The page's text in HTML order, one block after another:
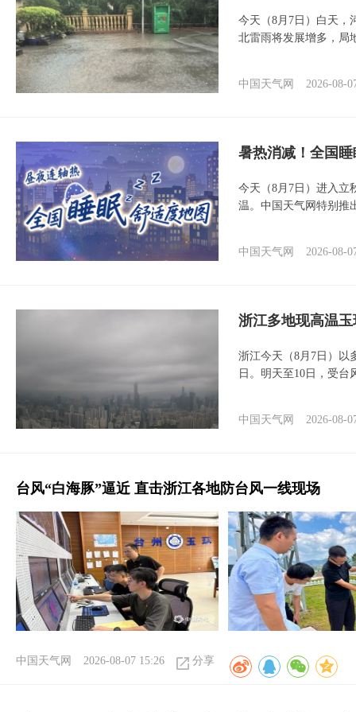
今天（8月7日）白天，
北雷雨将发展增多，局
中国天气网 2026-08-
暑热消减！全国
今天（8月7日）进入立
温。中国天气网特别推
中国天气网 2026-08-
浙江多地现高温
浙江今天（8月7日）以
日。明天至10日，受台
中国天气网 2026-08-
台风“白海豚”逼近 直击浙江各地防台风一线现场
中国天气网 2026-08-07 15:26 分享